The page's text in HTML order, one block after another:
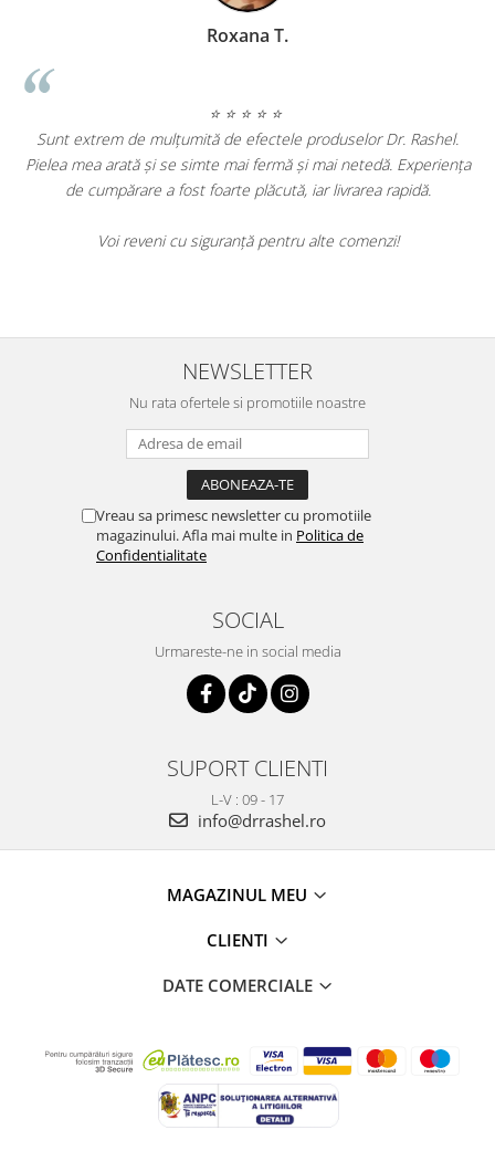
Rashel.
Experiența
Geanina Lungu Prezentator TV
Am încercat mai multe produse Dr. Rashel și sunt
de rezultate. Tenul meu este vizibil mai luminos și
NEWSLETTER
Nu rata ofertele si promotiile noastre
Vreau sa primesc newsletter cu promotiile
magazinului. Afla mai multe in Politica de
Confidentialitate
SOCIAL
Urmareste-ne in social media
SUPORT CLIENTI
L-V : 09 - 17
info@drrashel.ro
MAGAZINUL MEU
CLIENTI
DATE COMERCIALE